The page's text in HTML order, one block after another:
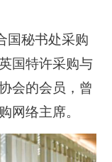
国秘书处采购
国特许采购与
会的会员，曾
网络主席。